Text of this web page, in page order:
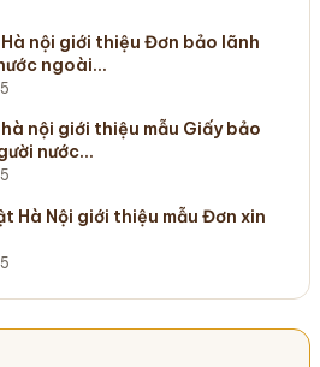
nội giới thiệu Đơn bảo lãnh
ngoài…
nội giới thiệu mẫu Giấy bảo
nước…
Hà Nội giới thiệu mẫu Đơn xin